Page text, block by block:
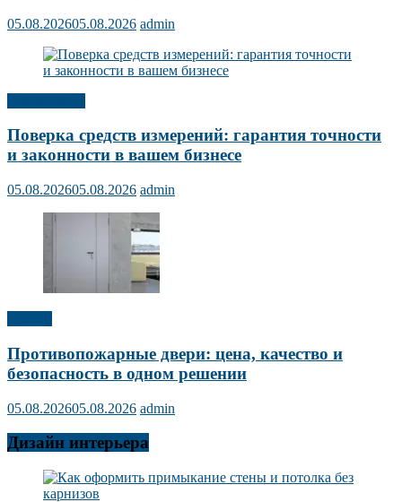
05.08.202605.08.2026 admin
Поверка средств измерений: гарантия точности
и законности в вашем бизнесе
05.08.202605.08.2026 admin
Противопожарные двери: цена, качество и
безопасность в одном решении
05.08.202605.08.2026 admin
Дизайн интерьера